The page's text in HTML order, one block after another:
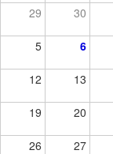
29 30
5 6
12 13
19 20
26 27